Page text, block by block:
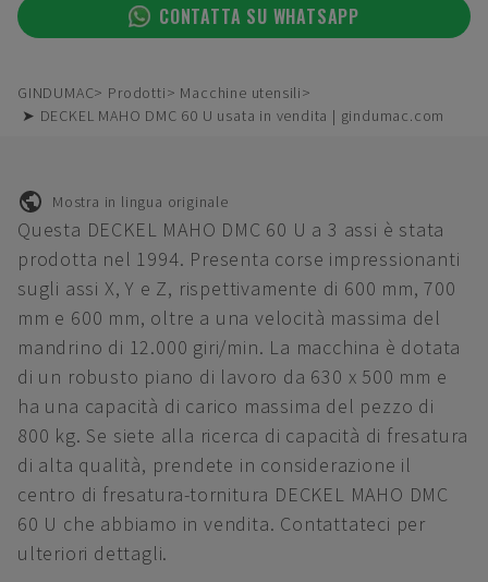
CONTATTA SU WHATSAPP
GINDUMAC Prodotti
Macchine utensili
➤ DECKEL MAHO DMC 60 U usata in vendita | gindumac.com
Mostra in lingua originale
Questa DECKEL MAHO DMC 60 U a 3 assi è stata
prodotta nel 1994. Presenta corse impressionanti
sugli assi X, Y e Z, rispettivamente di 600 mm, 700
mm e 600 mm, oltre a una velocità massima del
mandrino di 12.000 giri/min. La macchina è dotata
di un robusto piano di lavoro da 630 x 500 mm e
ha una capacità di carico massima del pezzo di
800 kg. Se siete alla ricerca di capacità di fresatura
di alta qualità, prendete in considerazione il
centro di fresatura-tornitura DECKEL MAHO DMC
60 U che abbiamo in vendita. Contattateci per
ulteriori dettagli.